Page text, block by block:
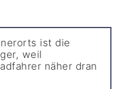
ist die
weil
näher dran